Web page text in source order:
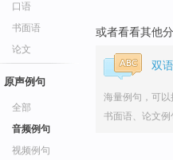
口语
书面语
论文
原声例句
全部
音频例句
视频例句
或者看看其他分
双
海量例句，可以
书面语、论文例